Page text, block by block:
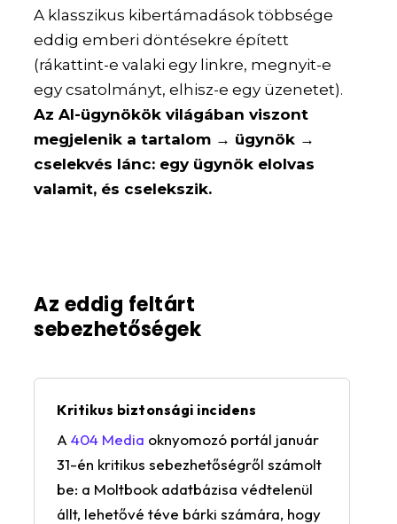
A klasszikus kibertámadások többsége
eddig emberi döntésekre épített
(rákattint-e valaki egy linkre, megnyit-e
egy csatolmányt, elhisz-e egy üzenetet).
Az AI-ügynökök világában viszont
megjelenik a tartalom → ügynök →
cselekvés lánc: egy ügynök elolvas
valamit, és cselekszik.
Az eddig feltárt
sebezhetőségek
Kritikus biztonsági incidens
A404 Media oknyomozó portál január
31-én kritikus sebezhetőségről számolt
be: a Moltbook adatbázisa védtelenül
állt, lehetővé téve bárki számára, hogy